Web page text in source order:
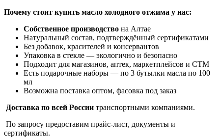
Почему стоит купить масло холодного отжима у нас:
Собственное производство на Алтае
Натуральный состав, подтверждённый сертификатами
Без добавок, красителей и консервантов
Упаковка в стекле — экологично и безопасно
Подходит для магазинов, аптек, маркетплейсов и СТМ
Есть подарочные наборы — по 3 бутылки масла по 100
мл
Возможна поставка оптом, фасовка под заказ
Доставка по всей России транспортными компаниями.
По запросу предоставим прайс-лист, документы и
сертификаты.